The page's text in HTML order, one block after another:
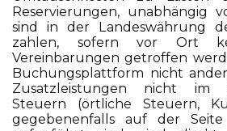
Reservierungen, unabhängig
sind in der Landeswährung
zahlen, sofern vor Ort
Vereinbarungen getroffen
Buchungsplattform nicht
Zusatzleistungen nicht im
Steuern (örtliche Steuern,
gegebenenfalls auf der